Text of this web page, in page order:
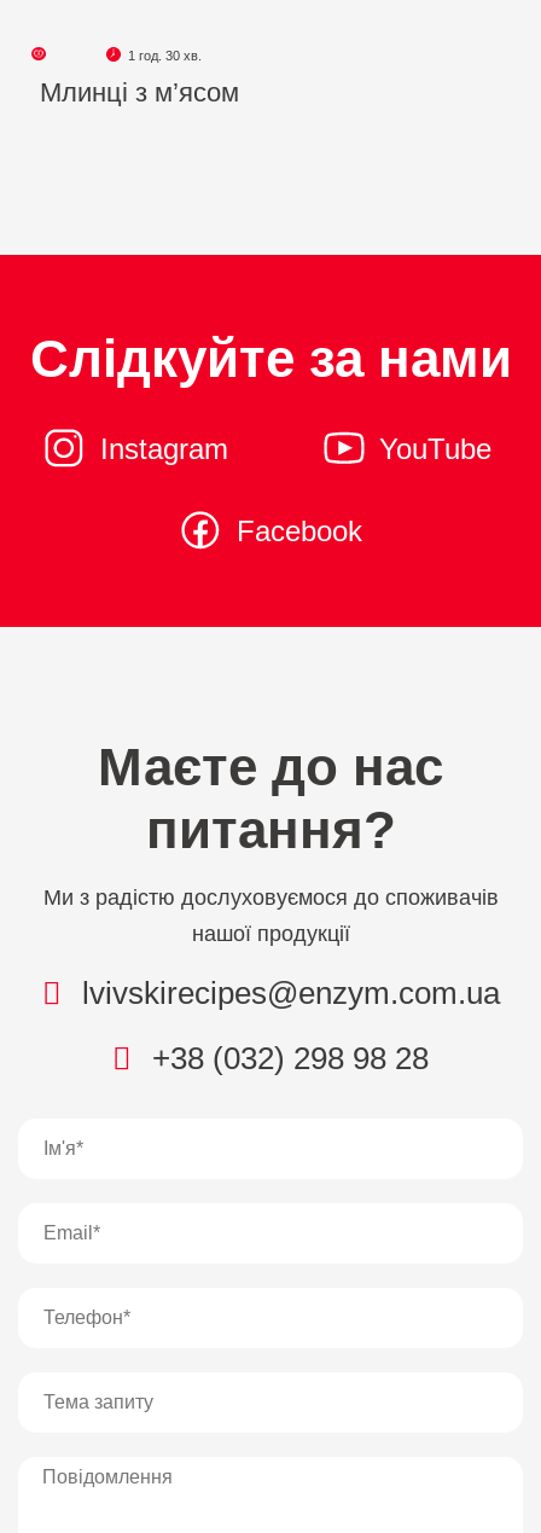
1 год. 30 хв.
Млинці з м’ясом
Слідкуйте за нами
Instagram YouTube
Facebook
Маєте до нас
питання?
Ми з радістю дослуховуємося до споживачів
нашої продукції
lvivskirecipes@enzym.com.ua
+38 (032) 298 98 28